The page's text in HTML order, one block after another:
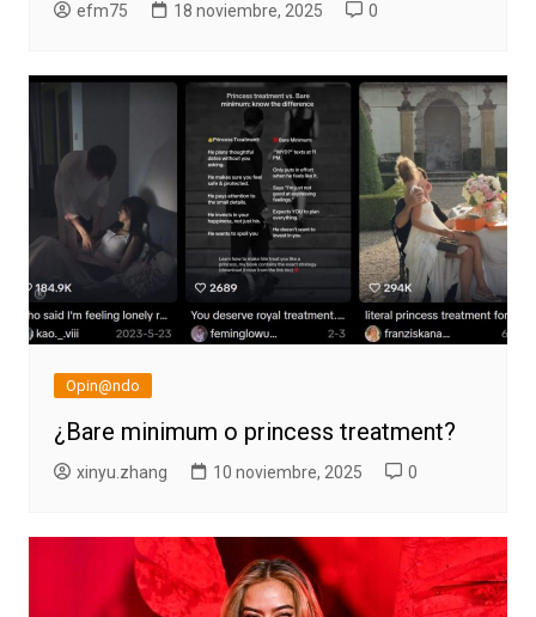
efm75 18 noviembre, 2025 0
Opin@ndo
¿Bare minimum o princess treatment?
xinyu.zhang 10 noviembre, 2025 0